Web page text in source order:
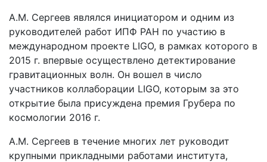
А.М. Сергеев являлся инициатором и одним из
руководителей работ ИПФ РАН по участию в
международном проекте LIGO, в рамках которого в
2015 г. впервые осуществлено детектирование
гравитационных волн. Он вошел в число
участников коллаборации LIGO, которым за это
открытие была присуждена премия Грубера по
космологии 2016 г.
А.М. Сергеев в течение многих лет руководит
крупными прикладными работами института,